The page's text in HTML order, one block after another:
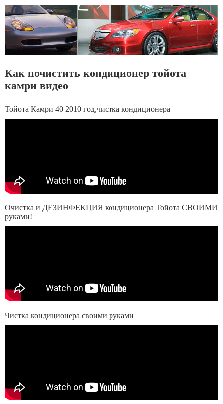
Как почистить кондиционер тойота
камри видео
Тойота Камри 40 2010 год,чистка кондиционера
Очистка и ДЕЗИНФЕКЦИЯ кондиционера Тойота СВОИМИ
руками!
Чистка кондиционера своими руками